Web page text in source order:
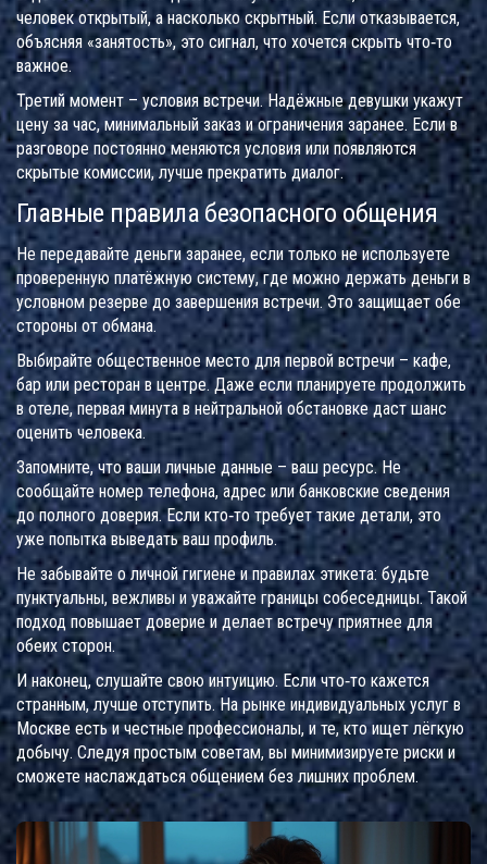
человек открытый, а насколько скрытный. Если отказывается,
объясняя «занятость», это сигнал, что хочется скрыть что‑то
важное.
Третий момент – условия встречи. Надёжные девушки укажут
цену за час, минимальный заказ и ограничения заранее. Если в
разговоре постоянно меняются условия или появляются
скрытые комиссии, лучше прекратить диалог.
Главные правила безопасного общения
Не передавайте деньги заранее, если только не используете
проверенную платёжную систему, где можно держать деньги в
условном резерве до завершения встречи. Это защищает обе
стороны от обмана.
Выбирайте общественное место для первой встречи – кафе,
бар или ресторан в центре. Даже если планируете продолжить
в отеле, первая минута в нейтральной обстановке даст шанс
оценить человека.
Запомните, что ваши личные данные – ваш ресурс. Не
сообщайте номер телефона, адрес или банковские сведения
до полного доверия. Если кто‑то требует такие детали, это
уже попытка выведать ваш профиль.
Не забывайте о личной гигиене и правилах этикета: будьте
пунктуальны, вежливы и уважайте границы собеседницы. Такой
подход повышает доверие и делает встречу приятнее для
обеих сторон.
И наконец, слушайте свою интуицию. Если что‑то кажется
странным, лучше отступить. На рынке индивидуальных услуг в
Москве есть и честные профессионалы, и те, кто ищет лёгкую
добычу. Следуя простым советам, вы минимизируете риски и
сможете наслаждаться общением без лишних проблем.